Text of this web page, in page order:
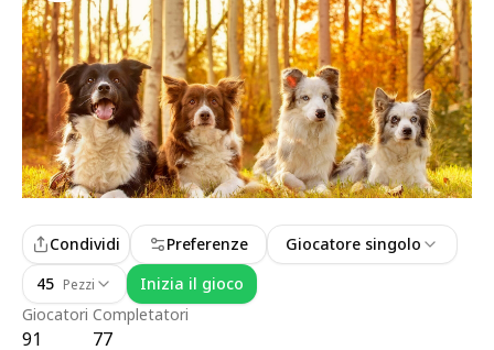
Giocatori
91
Completatori
77
Condividi Preferenze
Giocatore singolo
45 Pezzi Inizia il gioco